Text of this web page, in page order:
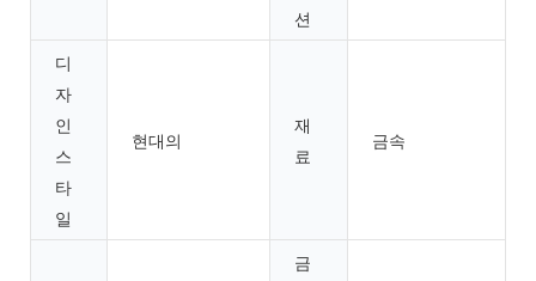
션
디
자
인
스
타
일
현대의
재
료
금속
금